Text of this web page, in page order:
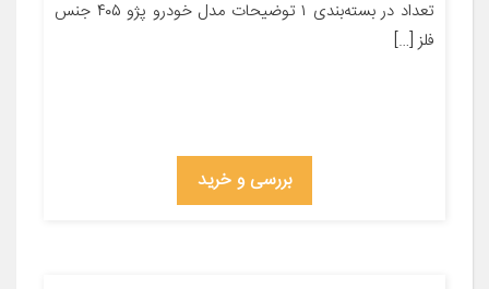
تعداد در بسته‌بندی ۱ توضیحات مدل خودرو پژو ۴۰۵ جنس
فلز […]
بررسی و خرید